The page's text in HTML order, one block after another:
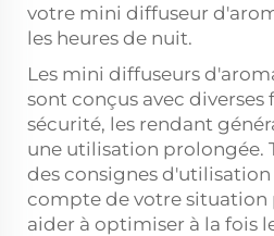
votre mini diffuseur
les heures de nuit.
Les mini diffuseurs
sont conçus avec
sécurité, les rendant
une utilisation prolongée.
des consignes d'utilisation
compte de votre
aider à optimiser à la fois